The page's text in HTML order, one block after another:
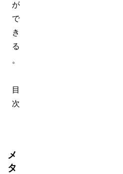
が
で
き
る
。
目
次
メ
タ